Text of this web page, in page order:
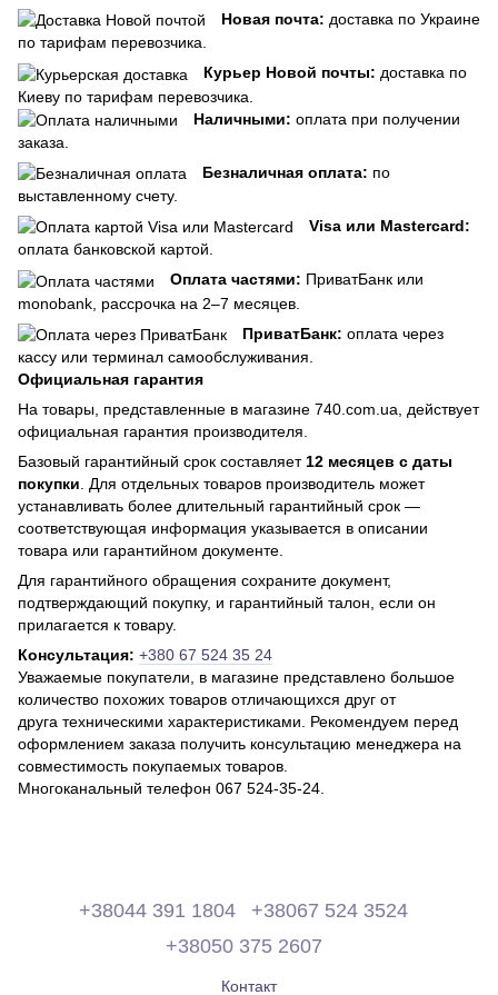
Новая почта: доставка по Украине
по тарифам перевозчика.
Курьер Новой почты: доставка по
Киеву по тарифам перевозчика.
Наличными: оплата при получении
заказа.
Безналичная оплата: по
выставленному счету.
Visa или Mastercard:
оплата банковской картой.
Оплата частями: ПриватБанк или
monobank, рассрочка на 2–7 месяцев.
ПриватБанк: оплата через
кассу или терминал самообслуживания.
Официальная гарантия
На товары, представленные в магазине 740.com.ua, действует
официальная гарантия производителя.
Базовый гарантийный срок составляет 12 месяцев с даты
покупки . Для отдельных товаров производитель может
устанавливать более длительный гарантийный срок —
соответствующая информация указывается в описании
товара или гарантийном документе.
Для гарантийного обращения сохраните документ,
подтверждающий покупку, и гарантийный талон, если он
прилагается к товару.
Консультация: +380 67 524 35 24
Уважаемые покупатели, в магазине представлено большое
количество похожих товаров отличающихся друг от
друга техническими характеристиками. Рекомендуем перед
оформлением заказа получить консультацию менеджера на
совместимость покупаемых товаров.
Многоканальный телефон 067 524-35-24.
+38044 391 1804
+38067 524 3524
+38050 375 2607
Контакт